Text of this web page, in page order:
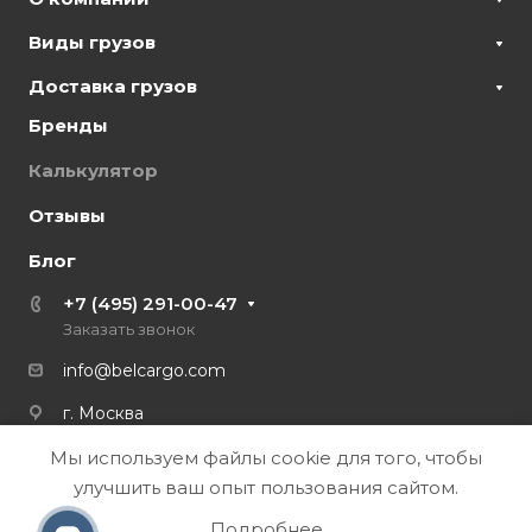
Мы используем файлы cookie для того, чтобы
улучшить ваш опыт пользования сайтом.
Виды грузов
Доставка грузов
Бренды
Калькулятор
Отзывы
Блог
+7 (495) 291-00-47
Заказать звонок
info@belcargo.com
г. Москва